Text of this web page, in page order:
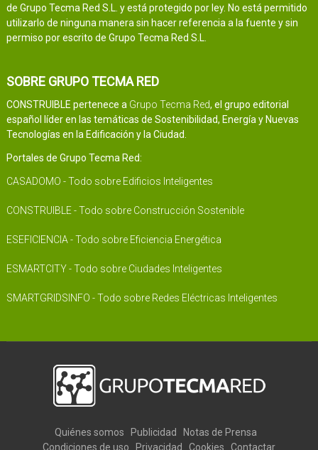
de Grupo Tecma Red S.L. y está protegido por ley. No está permitido
utilizarlo de ninguna manera sin hacer referencia a la fuente y sin
permiso por escrito de Grupo Tecma Red S.L.
SOBRE GRUPO TECMA RED
CONSTRUIBLE pertenece a Grupo Tecma Red, el grupo editorial
español líder en las temáticas de Sostenibilidad, Energía y Nuevas
Tecnologías en la Edificación y la Ciudad.
Portales de Grupo Tecma Red:
CASADOMO - Todo sobre Edificios Inteligentes
CONSTRUIBLE - Todo sobre Construcción Sostenible
ESEFICIENCIA - Todo sobre Eficiencia Energética
ESMARTCITY - Todo sobre Ciudades Inteligentes
SMARTGRIDSINFO - Todo sobre Redes Eléctricas Inteligentes
Quiénes somos Publicidad
Notas de Prensa
Condiciones de uso
Privacidad Cookies Contactar